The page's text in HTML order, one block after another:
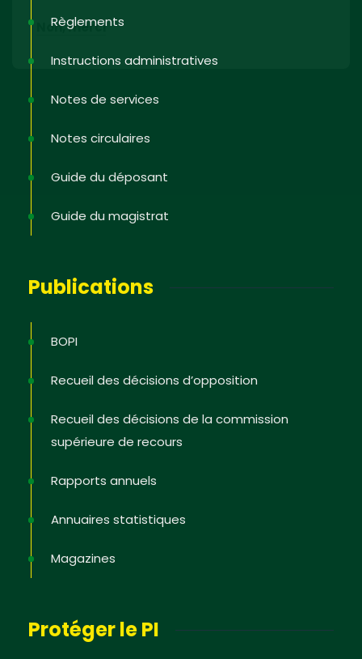
Règlements
Instructions administratives
Notes de services
Notes circulaires
Guide du déposant
Guide du magistrat
Publications
BOPI
Recueil des décisions d’opposition
Recueil des décisions de la commission
supérieure de recours
Rapports annuels
Annuaires statistiques
Magazines
Protéger le PI
Non, merci